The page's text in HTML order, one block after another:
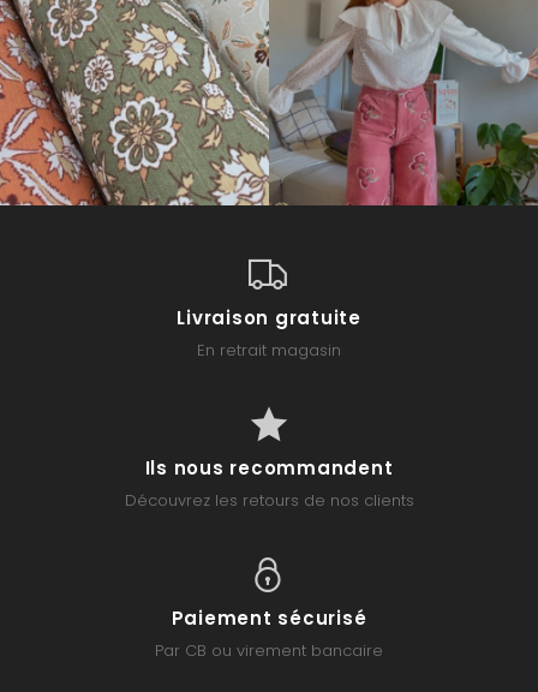
Livraison gratuite
En retrait magasin
Ils nous recommandent
Découvrez les retours de nos clients
Paiement sécurisé
Par CB ou virement bancaire